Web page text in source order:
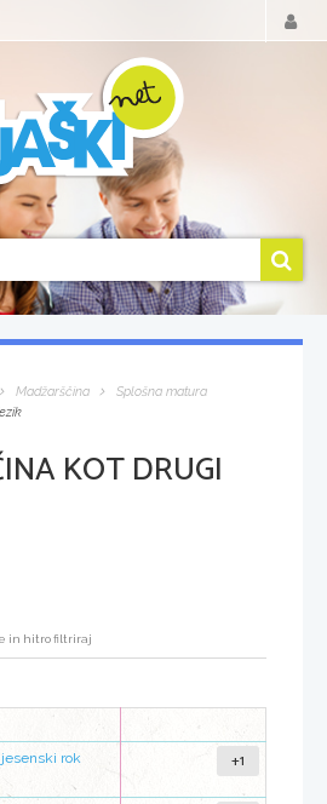
Madžarščina
Splošna matura
KOT DRUGI
rok
+1